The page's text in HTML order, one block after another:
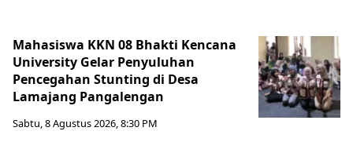
Mahasiswa KKN 08 Bhakti Kencana
University Gelar Penyuluhan
Pencegahan Stunting di Desa
Lamajang Pangalengan
Sabtu, 8 Agustus 2026, 8:30 PM